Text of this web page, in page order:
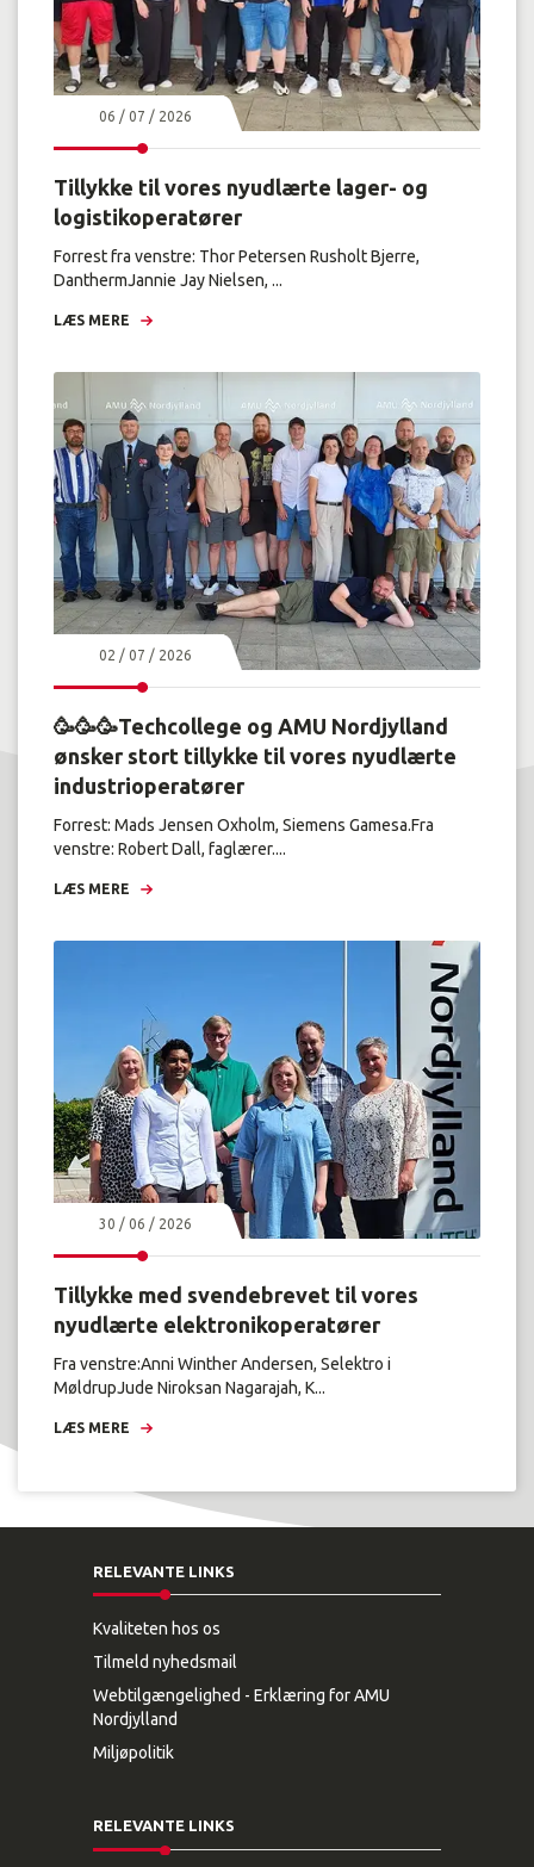
06 / 07 / 2026
Tillykke til vores nyudlærte lager- og
logistikoperatører
Forrest fra venstre: Thor Petersen Rusholt Bjerre,
DanthermJannie Jay Nielsen, ...
LÆS MERE
02 / 07 / 2026
🥳🥳🥳Techcollege og AMU Nordjylland
ønsker stort tillykke til vores nyudlærte
industrioperatører
Forrest: Mads Jensen Oxholm, Siemens Gamesa.Fra
venstre: Robert Dall, faglærer....
LÆS MERE
30 / 06 / 2026
Tillykke med svendebrevet til vores
nyudlærte elektronikoperatører
Fra venstre:Anni Winther Andersen, Selektro i
MøldrupJude Niroksan Nagarajah, K...
LÆS MERE
RELEVANTE LINKS
Kvaliteten hos os
Tilmeld nyhedsmail
Webtilgængelighed - Erklæring for AMU
Nordjylland
Miljøpolitik
RELEVANTE LINKS